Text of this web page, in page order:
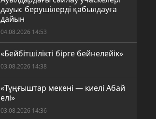
дауыс берушілерді қабылдауға
дайын
04.08.2026 14:53
«Бейбітшілікті бірге бейнелейік»
03.08.2026 14:38
«Тұңғыштар мекені — киелі Абай
елі»
03.08.2026 14:36